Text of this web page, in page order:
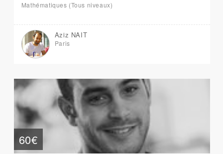
Mathématiques (Tous niveaux)
Aziz NAIT
Paris
60€